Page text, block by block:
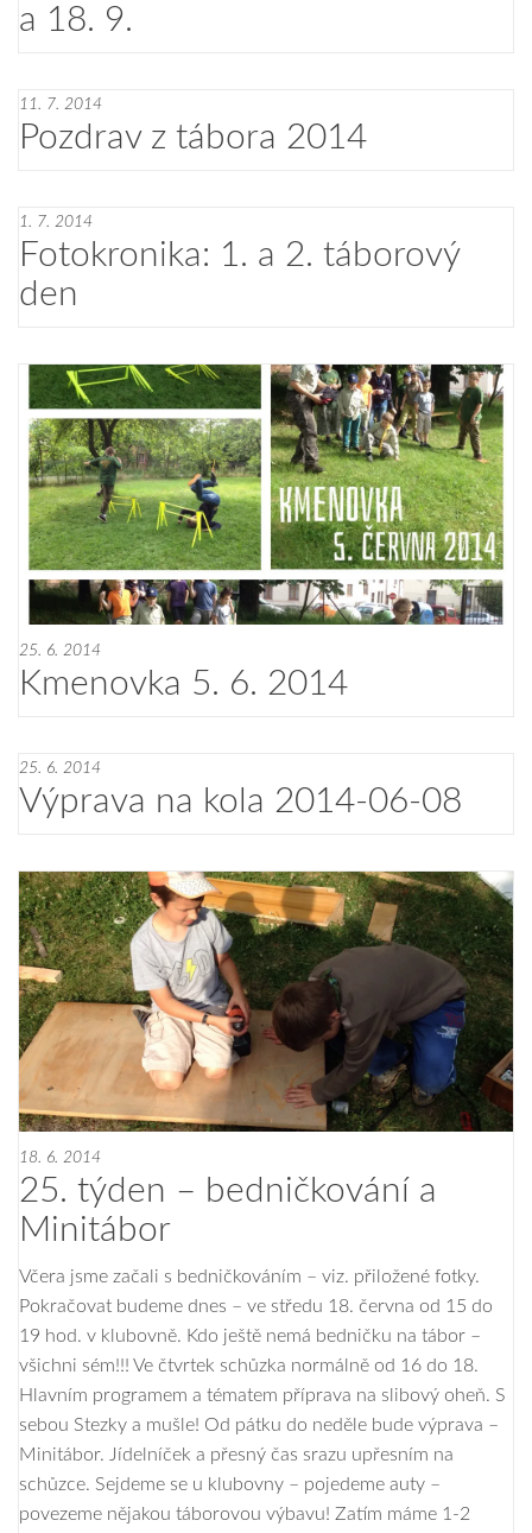
a 18. 9.
11. 7. 2014
Pozdrav z tábora 2014
1. 7. 2014
Fotokronika: 1. a 2. táborový
den
25. 6. 2014
Kmenovka 5. 6. 2014
25. 6. 2014
Výprava na kola 2014-06-08
18. 6. 2014
25. týden – bedničkování a
Minitábor
Včera jsme začali s bedničkováním – viz. přiložené fotky.
Pokračovat budeme dnes – ve středu 18. června od 15 do
19 hod. v klubovně. Kdo ještě nemá bedničku na tábor –
všichni sém!!! Ve čtvrtek schůzka normálně od 16 do 18.
Hlavním programem a tématem příprava na slibový oheň. S
sebou Stezky a mušle! Od pátku do neděle bude výprava –
Minitábor. Jídelníček a přesný čas srazu upřesním na
schůzce. Sejdeme se u klubovny – pojedeme auty –
povezeme nějakou táborovou výbavu! Zatím máme 1-2